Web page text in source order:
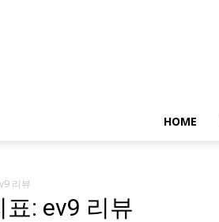
HOME
리뷰
표: ev9 리뷰